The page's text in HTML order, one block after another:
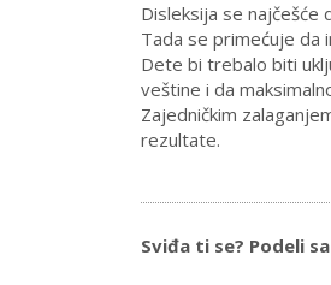
Disleksija se najčešće
Tada se primećuje da
Dete bi trebalo biti
veštine i da
Zajedničkim
rezultate.
Sviđa ti se? Podeli